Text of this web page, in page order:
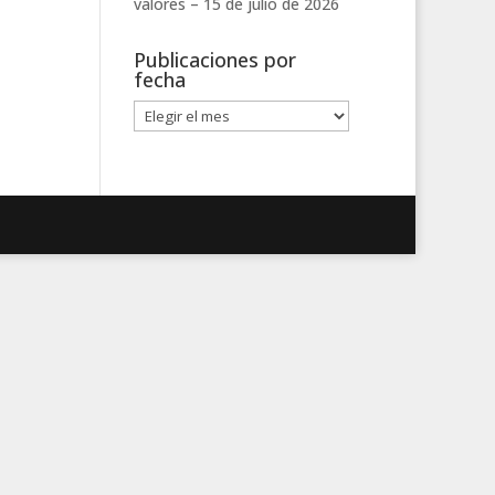
Publicaciones por
fecha
Publicaciones
por